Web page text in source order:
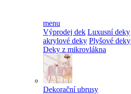
menu
Výprodej dek Luxusní deky
akrylové deky Plyšové deky
Deky z mikrovlákna
Dekorační ubrusy